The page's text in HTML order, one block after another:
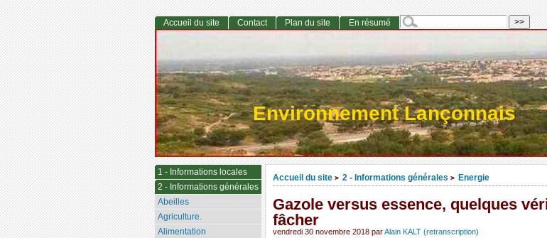
Environnement Lançonnais
Accueil du site > 2 - Informations générales > Energie
Gazole versus essence, quelques
fâcher
vendredi 30 novembre 2018 parAlain KALT (retranscription)
Accueil du site Contact Plan du site En résumé
1 - Informations locales
2 - Informations générales
Abeilles
Agriculture.
Alimentation